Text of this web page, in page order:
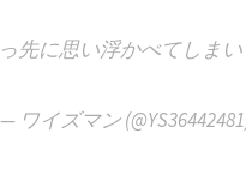
先に思い浮かべてしま
— ワイズマン